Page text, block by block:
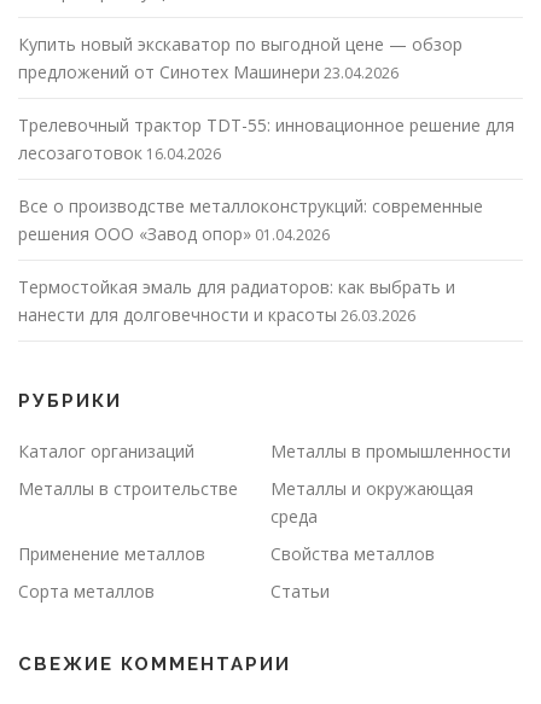
Купить новый экскаватор по выгодной цене — обзор
предложений от Синотех Машинери 23.04.2026
Трелевочный трактор TDT-55: инновационное решение для
лесозаготовок 16.04.2026
Все о производстве металлоконструкций: современные
решения ООО «Завод опор» 01.04.2026
Термостойкая эмаль для радиаторов: как выбрать и
нанести для долговечности и красоты 26.03.2026
РУБРИКИ
Каталог организаций
Металлы в промышленности
Металлы в строительстве
Металлы и окружающая
среда
Применение металлов
Свойства металлов
Сорта металлов
Статьи
СВЕЖИЕ КОММЕНТАРИИ